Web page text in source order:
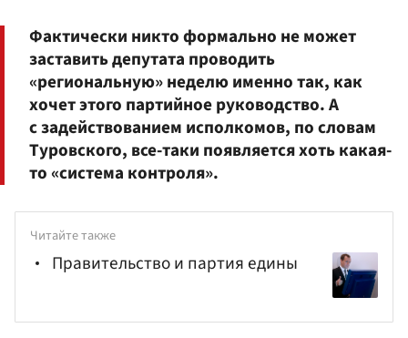
Фактически никто формально не может
заставить депутата проводить
«региональную» неделю именно так, как
хочет этого партийное руководство. А
с задействованием исполкомов, по словам
Туровского, все-таки появляется хоть какая-
то «система контроля».
Читайте также
Правительство и партия едины